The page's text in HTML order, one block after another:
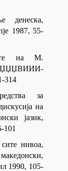
денеска,
1987, 55-
на М.
ЏЏЏВИИИ-
314
за
на
јазик,
101
нивоа,
1990, 105-